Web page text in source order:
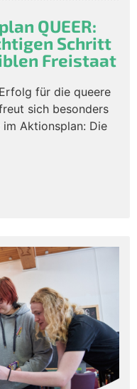
QUEER:
Schritt
Freistaat
für die queere
sich besonders
Aktionsplan: Die